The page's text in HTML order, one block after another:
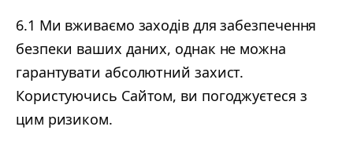
6.1 Ми вживаємо заходів для забезпечення
безпеки ваших даних, однак не можна
гарантувати абсолютний захист.
Користуючись Сайтом, ви погоджуєтеся з
цим ризиком.